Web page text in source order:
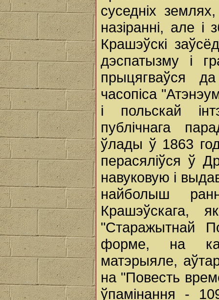
суседніх
назіранні, але
Крашэўскі
дэспатызму і
прыцягваўся
часопіса
і польскай
публічнага
ўлады ў 1863
перасяліўся ў
навуковую і
найболыш
Крашэўскага,
"Старажытнай
форме, на
матэрыяле,
на "Повесть
ўпамінання -